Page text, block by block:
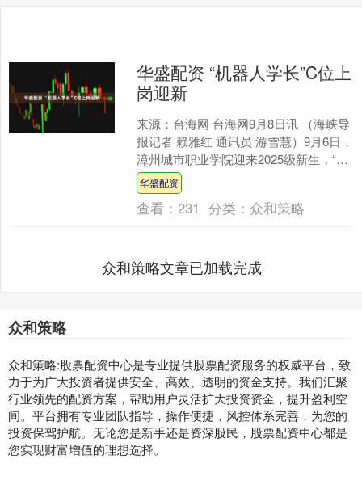
华盛配资 “机器人学长”C位上
岗迎新
来源：台海网 台海网9月8日讯 （海峡导
报记者 赖雅红 通讯员 游雪慧）9月6日，
漳州城市职业学院迎来2025级新生，“机
器人学长”首次亮相迎新现场，这也是漳
州....
华盛配资
查看：231 分类：众和策略
众和策略文章已加载完成
众和策略
众和策略:股票配资中心是专业提供股票配资服务的权威平台，致
力于为广大投资者提供安全、高效、透明的资金支持。我们汇聚
行业领先的配资方案，帮助用户灵活扩大投资资金，提升盈利空
间。平台拥有专业团队指导，操作便捷，风控体系完善，为您的
投资保驾护航。无论您是新手还是资深股民，股票配资中心都是
您实现财富增值的理想选择。